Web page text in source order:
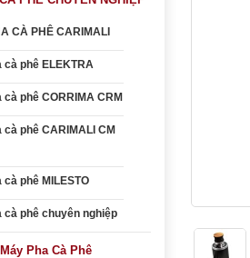
CÀ PHÊ CARIMALI
cà phê ELEKTRA
phê CORRIMA CRM
phê CARIMALI CM
phê MILESTO
cà phê chuyên nghiệp
Pha Cà Phê